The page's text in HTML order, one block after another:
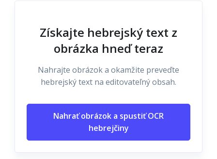
Získajte hebrejský text z
obrázka hneď teraz
Nahrajte obrázok a okamžite preveďte
hebrejský text na editovateľný obsah.
Nahrať obrázok a spustiť OCR
hebrejčiny